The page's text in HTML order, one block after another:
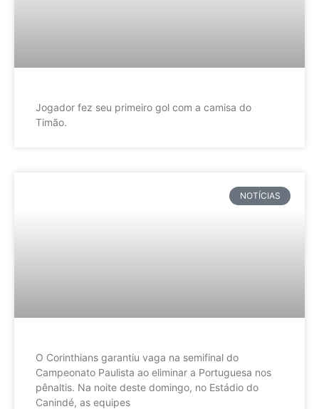
Jogador fez seu primeiro gol com a camisa do
Timão.
NOTÍCIAS
O Corinthians garantiu vaga na semifinal do
Campeonato Paulista ao eliminar a Portuguesa nos
pênaltis. Na noite deste domingo, no Estádio do
Canindé, as equipes